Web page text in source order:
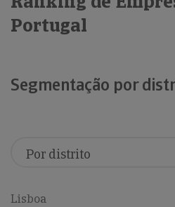
Portugal
Segmentação por
Lisboa